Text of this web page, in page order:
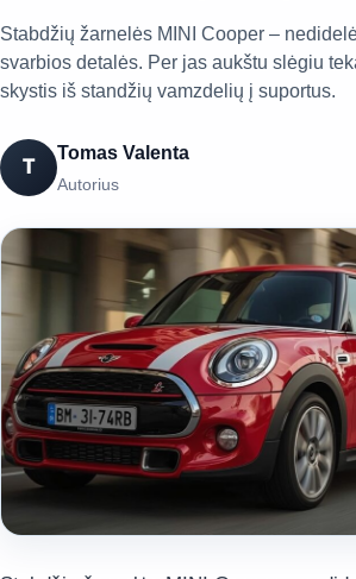
Stabdžių žarnelės MINI Cooper –
svarbios detalės. Per jas aukštu slėgiu
skystis iš standžių vamzdelių į suportus.
T
Tomas Valenta
Autorius